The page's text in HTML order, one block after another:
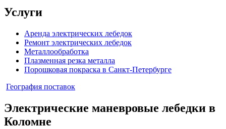
Услуги
Аренда электрических лебедок
Ремонт электрических лебедок
Металлообработка
Плазменная резка металла
Порошковая покраска в Санкт-Петербурге
Опубликовано
География поставок
Электрические маневровые лебедки в
Коломне